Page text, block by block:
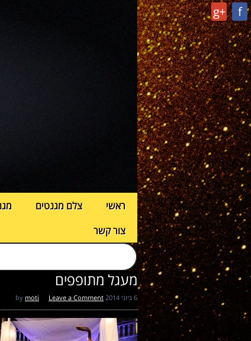
g+ f
ראשי צלם מגנטים
צור קשר
מעגל מתופפים
6 ביוני 2014 moti Leave a Comment